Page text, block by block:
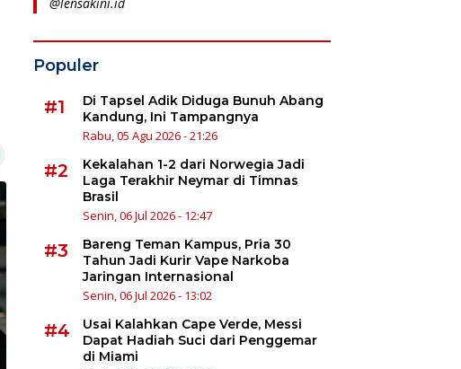
Populer
#1
Di Tapsel Adik Diduga Bunuh Abang
Kandung, Ini Tampangnya
Rabu, 05 Agu 2026 - 21:26
#2
Kekalahan 1-2 dari Norwegia Jadi
Laga Terakhir Neymar di Timnas
Brasil
Senin, 06 Jul 2026 - 12:47
#3
Bareng Teman Kampus, Pria 30
Tahun Jadi Kurir Vape Narkoba
Jaringan Internasional
Senin, 06 Jul 2026 - 13:02
#4
Usai Kalahkan Cape Verde, Messi
Dapat Hadiah Suci dari Penggemar
di Miami